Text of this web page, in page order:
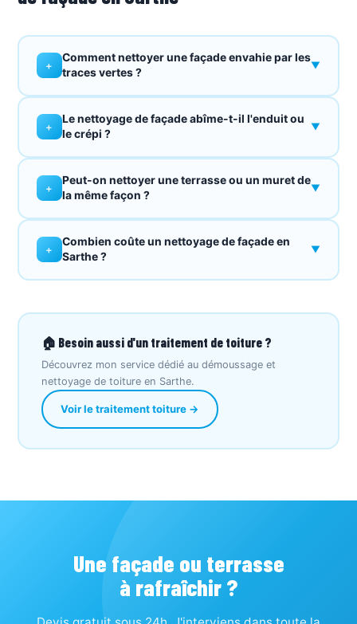
+
Comment nettoyer une façade envahie par les
traces vertes ?
▼
+
Le nettoyage de façade abîme-t-il l'enduit ou
le crépi ?
▼
+
Peut-on nettoyer une terrasse ou un muret de
la même façon ?
▼
+
Combien coûte un nettoyage de façade en
Sarthe ?
▼
🏠 Besoin aussi d'un traitement de toiture ?
Découvrez mon service dédié au démoussage et
nettoyage de toiture en Sarthe.
Voir le traitement toiture →
Une façade ou terrasse
à rafraîchir ?